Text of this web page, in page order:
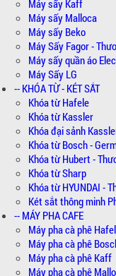
Máy sấy Kaff
Máy sấy Malloca
Máy sấy Beko
Máy Sấy Fagor -
Máy sấy quần áo
Máy Sấy LG
-- KHÓA TỪ - KÉT SẮT
Khóa từ Hafele
Khóa từ Kassler
Khóa đại sảnh
Khóa từ Bosch -
Khóa từ Hubert -
Khóa từ Sharp
Khóa từ HYUNDAI -
Két sắt thông minh
-- MÁY PHA CAFE
Máy pha cà phê
Máy pha cà phê
Máy pha cà phê Kaff
Máy pha cà phê